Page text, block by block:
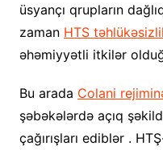
üsyançı qrupların
zaman HTS
əhəmiyyətli itkilər
Bu arada Colani
şəbəkələrdə açıq
çağırışları ediblər .